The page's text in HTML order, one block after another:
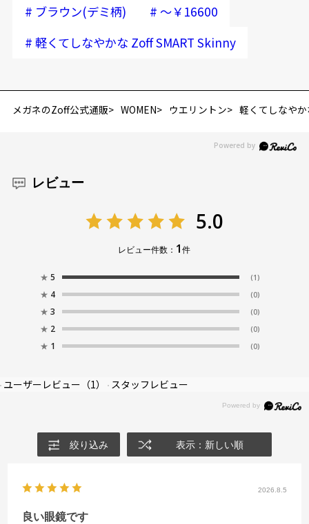
# ブラウン(デミ柄) # ～￥16600
# 軽くてしなやかな Zoff SMART Skinny
メガネのZoff公式通販 WOMEN ウエリントン 軽くてしなや
レビュー
5.0
レビュー件数： 1件
★ 5 (1)
★ 4 (0)
★ 3 (0)
★ 2 (0)
★ 1 (0)
ユーザーレビュー （1） スタッフレビュー
絞り込み 表示：新しい順
2026.8.5
良い眼鏡です